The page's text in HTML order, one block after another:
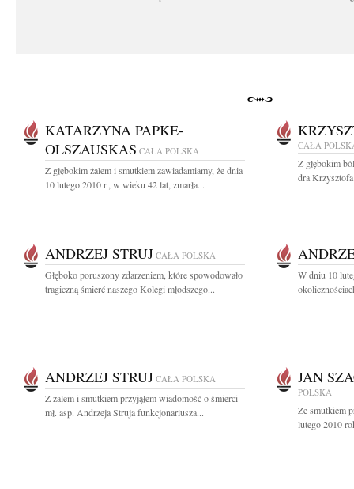
KATARZYNA PAPKE-
OLSZAUSKAS CAŁA POLSKA
Z głębokim żalem i smutkiem zawiadamiamy, że dnia
10 lutego 2010 r., w wieku 42 lat, zmarła...
CAŁA
Z głębokim
dra
ANDRZEJ STRUJ CAŁA POLSKA
Głęboko poruszony zdarzeniem, które spowodowało
tragiczną śmierć naszego Kolegi młodszego...
W dniu 10
ANDRZEJ STRUJ CAŁA POLSKA
Z żalem i smutkiem przyjąłem wiadomość o śmierci
mł. asp. Andrzeja Struja funkcjonariusza...
JAN
POLSKA
Ze smutkiem
lutego 2010